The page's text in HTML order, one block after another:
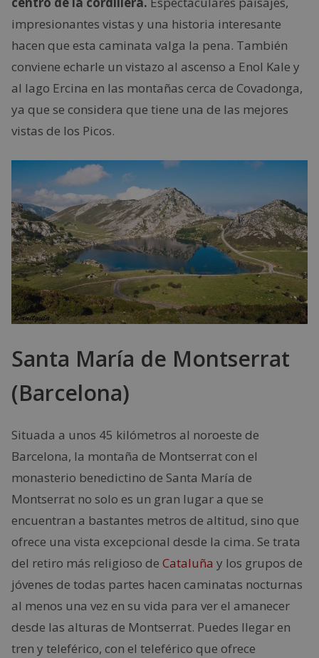
impresionantes vistas y una historia interesante
hacen que esta caminata valga la pena. También
conviene echarle un vistazo al ascenso a Enol Kale y
al lago Ercina en las montañas cerca de Covadonga,
ya que se considera que tiene una de las mejores
vistas de los Picos.
Santa María de Montserrat
(Barcelona)
Situada a unos 45 kilómetros al noroeste de
Barcelona, la montaña de Montserrat con el
monasterio benedictino de Santa María de
Montserrat no solo es un gran lugar a que se
encuentran a bastantes metros de altitud, sino que
ofrece una vista excepcional desde la cima. Se trata
del retiro más religioso de Cataluña y los grupos de
jóvenes de todas partes hacen caminatas nocturnas
al menos una vez en su vida para ver el amanecer
desde las alturas de Montserrat. Puedes llegar en
tren y teleférico, con el teleférico que ofrece